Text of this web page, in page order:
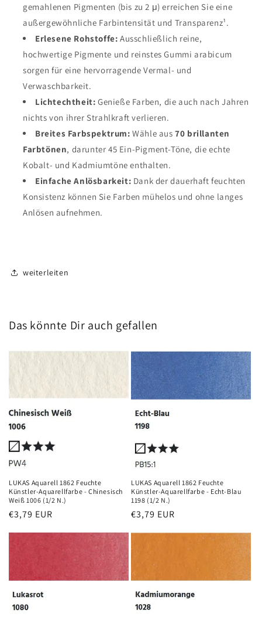
gemahlenen Pigmenten (bis zu 2 μ) erreichen Sie eine
außergewöhnliche Farbintensität und Transparenz¹.
Erlesene Rohstoffe: Ausschließlich reine,
hochwertige Pigmente und reinstes Gummi arabicum
sorgen für eine hervorragende Vermal- und
Verwaschbarkeit.
Lichtechtheit: Genieße Farben, die auch nach Jahren
nichts von ihrer Strahlkraft verlieren.
Breites Farbspektrum: Wähle aus70 brillanten
Farbtönen, darunter 45 Ein-Pigment-Töne, die echte
Kobalt- und Kadmiumtöne enthalten.
Einfache Anlösbarkeit: Dank der dauerhaft feuchten
Konsistenz können Sie Farben mühelos und ohne langes
Anlösen aufnehmen.
weiterleiten
Das könnte Dir auch gefallen
LUKAS Aquarell 1862 Feuchte
Künstler-Aquarellfarbe - Chinesisch
Weiß 1006 (1/2 N.)
Normaler
€3,79 EUR
LUKAS Aquarell 1862 Feuchte
Künstler-Aquarellfarbe - Echt-Blau
1198 (1/2 N.)
Normaler
€3,79 EUR